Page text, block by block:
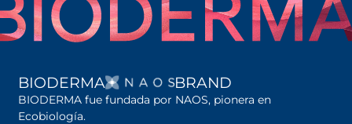
BIODERMA SE ABRE EN UNA
BRAND
BIODERMA fue fundada por NAOS, pionera en
Ecobiología.